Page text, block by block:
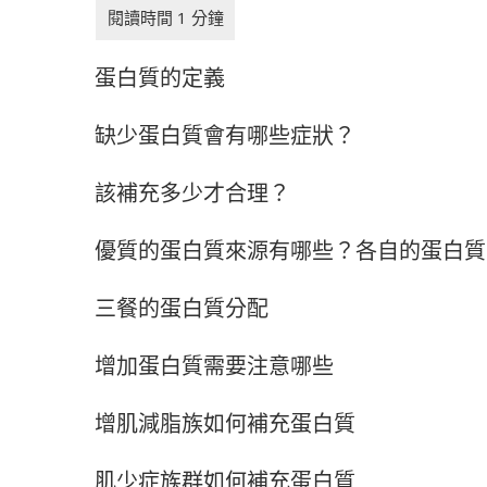
蛋白質的定義
缺少蛋白質會有哪些症狀？
該補充多少才合理？
優質的蛋白質來源有哪些？各自的蛋白
三餐的蛋白質分配
增加蛋白質需要注意哪些
增肌減脂族如何補充蛋白質
肌少症族群如何補充蛋白質